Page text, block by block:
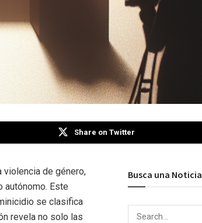
Share on Twitter
violencia de género,
Este
se clasifica
revela no solo las
Busca una Noticia